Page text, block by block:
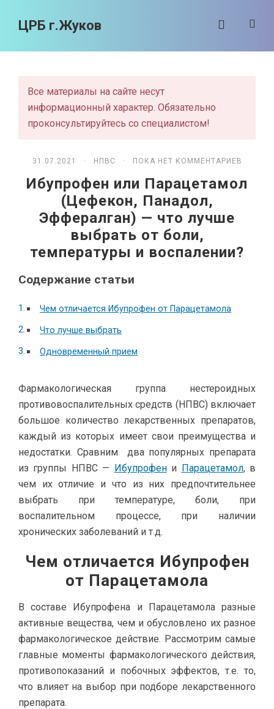
ЦРБ г.Жуков
Все материалы на сайте несут
информационный характер. Обязательно
проконсультируйтесь со специалистом!
31.07.2021 · НПВС · ПОКА НЕТ КОММЕНТАРИЕВ
Ибупрофен или Парацетамол
(Цефекон, Панадол,
Эффералган) — что лучше
выбрать от боли,
температуры и воспалении?
Содержание статьи
Чем отличается Ибупрофен от Парацетамола
Что лучше выбрать
Одновременный прием
Фармакологическая группа нестероидных
противовоспалительных средств (НПВС) включает
большое количество лекарственных препаратов,
каждый из которых имеет свои преимущества и
недостатки. Сравним два популярных препарата
из группы НПВС — Ибупрофени Парацетамол, в
чем их отличие и что из них предпочтительнее
выбрать при температуре, боли, при
воспалительном процессе, при наличии
хронических заболеваний и т.д.
Чем отличается Ибупрофен
от Парацетамола
В составе Ибупрофена и Парацетамола разные
активные вещества, чем и обусловлено их разное
фармакологическое действие. Рассмотрим самые
главные моменты фармакологического действия,
противопоказаний и побочных эффектов, т.е. то,
что влияет на выбор при подборе лекарственного
препарата.